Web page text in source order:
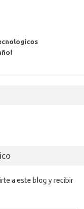
a este blog y recibir